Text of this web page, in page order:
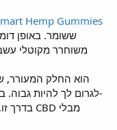
Hemp Gummies
משוחרר מקוטלי
לגרום לך להיות גבוה.